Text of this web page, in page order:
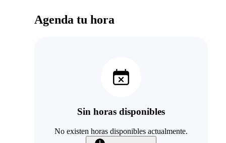
Agenda tu hora
Sin horas disponibles
No existen horas disponibles actualmente.